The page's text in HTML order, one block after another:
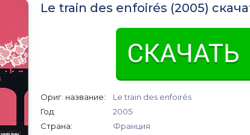
Le train des enfoirés (2005)
Ориг. название:
Le train des enfoirés
Год:
2005
Страна:
Франция